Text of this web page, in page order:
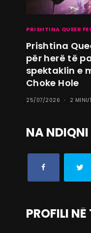
PRISHTINA QUEER
Prishtina
për herë të
spektaklin e
Choke Hole
25/07/2026 2
NA NDIQNI
PROFILI